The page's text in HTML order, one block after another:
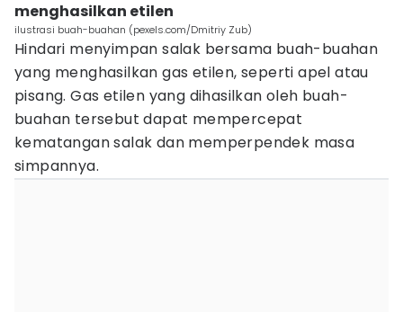
menghasilkan etilen
ilustrasi buah-buahan (pexels.com/Dmitriy Zub)
Hindari menyimpan salak bersama buah-buahan
yang menghasilkan gas etilen, seperti apel atau
pisang. Gas etilen yang dihasilkan oleh buah-
buahan tersebut dapat mempercepat
kematangan salak dan memperpendek masa
simpannya.